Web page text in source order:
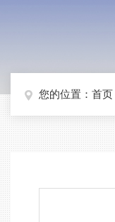
您的位置： 首页